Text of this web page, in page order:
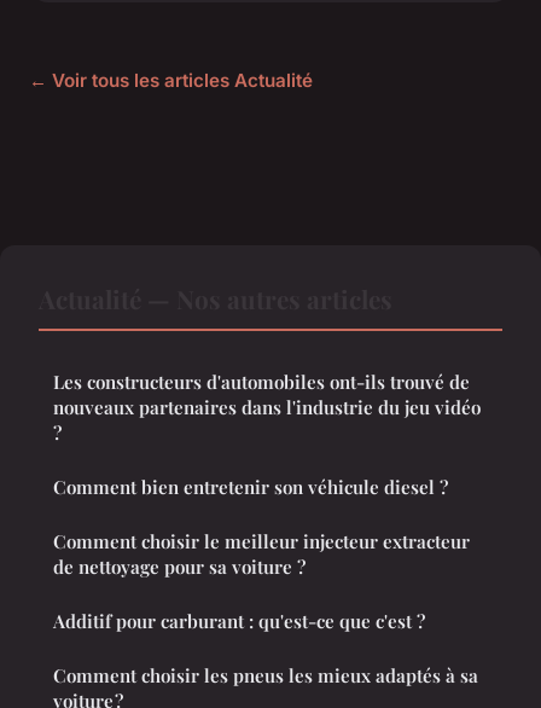
← Voir tous les articles Actualité
Les constructeurs d'automobiles ont-ils trouvé de
nouveaux partenaires dans l'industrie du jeu vidéo
?
Comment bien entretenir son véhicule diesel ?
Comment choisir le meilleur injecteur extracteur
de nettoyage pour sa voiture ?
Additif pour carburant : qu'est-ce que c'est ?
Comment choisir les pneus les mieux adaptés à sa
voiture ?